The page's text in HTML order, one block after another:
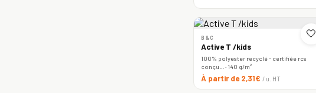
🤍
B&C
Active T /kids
100% polyester recyclé - certifiée rcs
conçu… · 140 g/m²
À partir de 2,31€ / u. HT